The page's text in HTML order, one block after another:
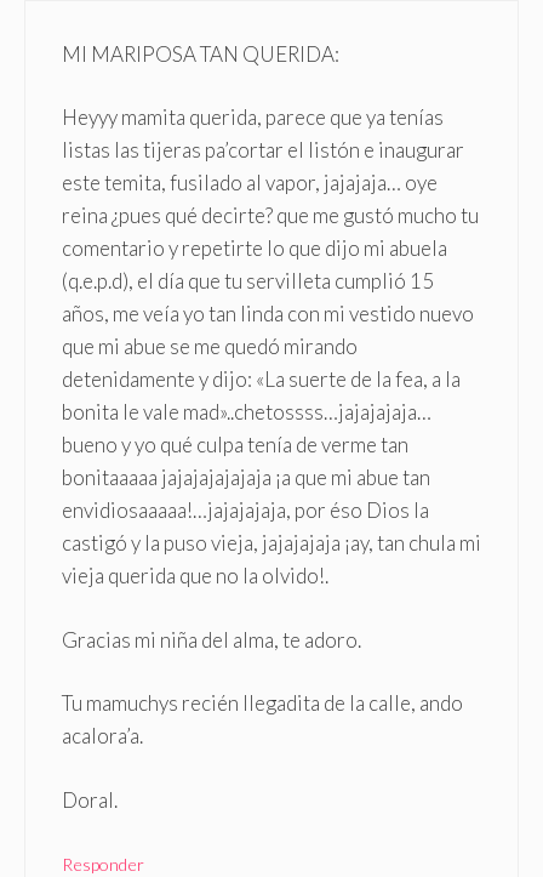
MI MARIPOSA TAN QUERIDA:
Heyyy mamita querida, parece que ya tenías
listas las tijeras pa’cortar el listón e inaugurar
este temita, fusilado al vapor, jajajaja… oye
reina ¿pues qué decirte? que me gustó mucho tu
comentario y repetirte lo que dijo mi abuela
(q.e.p.d), el día que tu servilleta cumplió 15
años, me veía yo tan linda con mi vestido nuevo
que mi abue se me quedó mirando
detenidamente y dijo: «La suerte de la fea, a la
bonita le vale mad»..chetossss…jajajajaja…
bueno y yo qué culpa tenía de verme tan
bonitaaaaa jajajajajajaja ¡a que mi abue tan
envidiosaaaaa!…jajajajaja, por éso Dios la
castigó y la puso vieja, jajajajaja ¡ay, tan chula mi
vieja querida que no la olvido!.
Gracias mi niña del alma, te adoro.
Tu mamuchys recién llegadita de la calle, ando
acalora’a.
Doral.
Responder